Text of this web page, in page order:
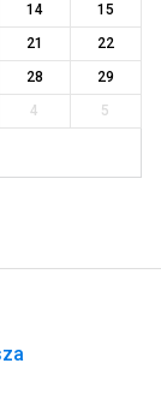
14
15
21
22
28
29
4 5